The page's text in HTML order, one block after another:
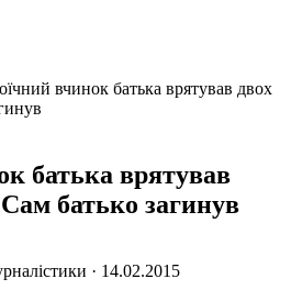
вчинок батька врятував двох
батька врятував
Сам батько загинув
· 14.02.2015